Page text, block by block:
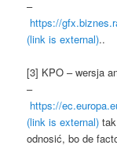
–
https://
(link is external)..
[3] KPO – wersja
–
https://
(link is external)
odnosić, bo de